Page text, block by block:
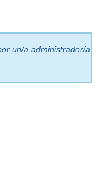
un/a administrador/a